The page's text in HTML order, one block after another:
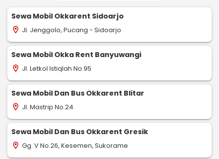
Sewa Mobil Okkarent Sidoarjo
location_on Jl. Jenggolo, Pucang - Sidoarjo
Sewa Mobil Okka Rent Banyuwangi
location_on Jl. Letkol Istiqlah No.95
Sewa Mobil Dan Bus Okkarent Blitar
location_on Jl. Mastrip No.24
Sewa Mobil Dan Bus Okkarent Gresik
location_on Gg. V No.26, Kesemen, Sukorame